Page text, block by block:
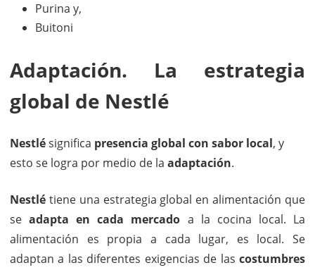
Purina y,
Buitoni
Adaptación. La estrategia
global de Nestlé
Nestlésignifica presencia global con sabor local, y
esto se logra por medio de la adaptación.
Nestlé tiene una estrategia global en alimentación que
seadapta en cada mercado a la cocina local. La
alimentación es propia a cada lugar, es local. Se
adaptan a las diferentes exigencias de las costumbres